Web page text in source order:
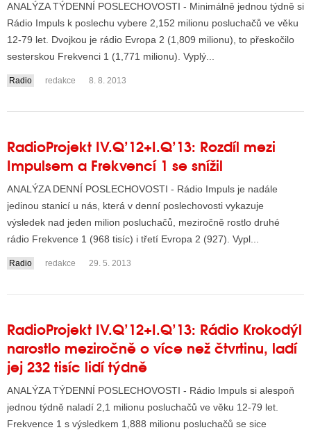
TELEVIZE
TELEVIZÍ
INTERNET
STRÁNKY RÁDIÍ
STRÁNKY TV
STÁT BLOGEREM
BLOGERA
ANALÝZA TÝDENNÍ POSLECHOVOSTI - Minimálně jednou týdně si
Rádio Impuls k poslechu vybere 2,152 milionu posluchačů ve věku
12-79 let. Dvojkou je rádio Evropa 2 (1,809 milionu), to přeskočilo
sesterskou Frekvenci 1 (1,771 milionu). Vyplý...
Radio redakce 8. 8. 2013
RadioProjekt IV.Q’12+I.Q’13: Rozdíl mezi
Impulsem a Frekvencí 1 se snížil
ANALÝZA DENNÍ POSLECHOVOSTI - Rádio Impuls je nadále
jedinou stanicí u nás, která v denní poslechovosti vykazuje
výsledek nad jeden milion posluchačů, meziročně rostlo druhé
rádio Frekvence 1 (968 tisíc) i třetí Evropa 2 (927). Vypl...
Radio redakce 29. 5. 2013
RadioProjekt IV.Q’12+I.Q’13: Rádio Krokodýl
narostlo meziročně o více než čtvrtinu, ladí
jej 232 tisíc lidí týdně
ANALÝZA TÝDENNÍ POSLECHOVOSTI - Rádio Impuls si alespoň
jednou týdně naladí 2,1 milionu posluchačů ve věku 12-79 let.
Frekvence 1 s výsledkem 1,888 milionu posluchačů se sice